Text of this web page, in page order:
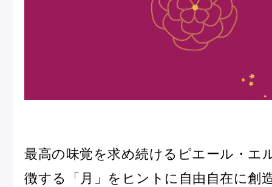
季節の商品
Macarons
最高の味覚を求め続けるピエール・エ
徴する「月」をヒントに自由自在に創